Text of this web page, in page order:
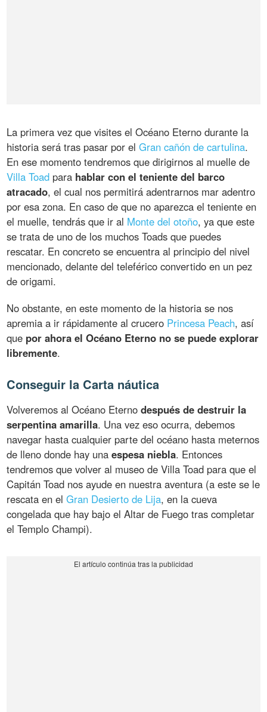
La primera vez que visites el Océano Eterno durante la
historia será tras pasar por elGran cañón de cartulina.
En ese momento tendremos que dirigirnos al muelle de
Villa Toad para hablar con el teniente del barco
atracado, el cual nos permitirá adentrarnos mar adentro
por esa zona. En caso de que no aparezca el teniente en
el muelle, tendrás que ir al Monte del otoño, ya que este
se trata de uno de los muchos Toads que puedes
rescatar. En concreto se encuentra al principio del nivel
mencionado, delante del teleférico convertido en un pez
de origami.
No obstante, en este momento de la historia se nos
apremia a ir rápidamente al crucero Princesa Peach, así
que por ahora el Océano Eterno no se puede explorar
libremente.
Conseguir la Carta náutica
Volveremos al Océano Eternodespués de destruir la
serpentina amarilla. Una vez eso ocurra, debemos
navegar hasta cualquier parte del océano hasta meternos
de lleno donde hay unaespesa niebla. Entonces
tendremos que volver al museo de Villa Toad para que el
Capitán Toad nos ayude en nuestra aventura (a este se le
rescata en elGran Desierto de Lija, en la cueva
congelada que hay bajo el Altar de Fuego tras completar
el Templo Champi).